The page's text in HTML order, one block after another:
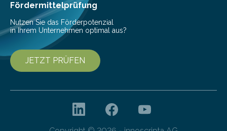
Fördermittelprüfung
Nutzen Sie das Förderpotenzial
in Ihrem Unternehmen optimal aus?
JETZT PRÜFEN